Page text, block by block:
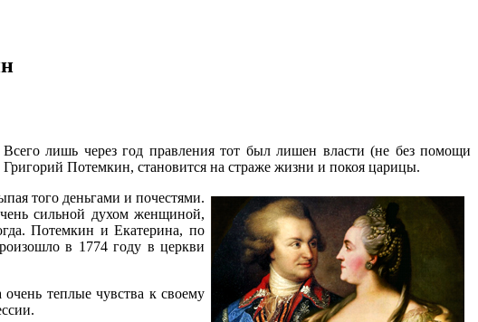
лишь через год правления тот был лишен власти (не без помощи
Потемкин, становится на страже жизни и покоя царицы.
того деньгами и почестями.
сильной духом женщиной,
Потемкин и Екатерина, по
в 1774 году в церкви
теплые чувства к своему